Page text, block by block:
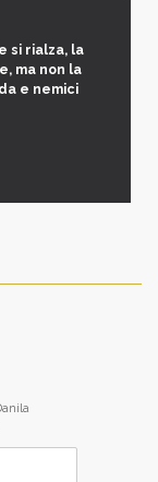
si rialza, la
ma non la
e nemici